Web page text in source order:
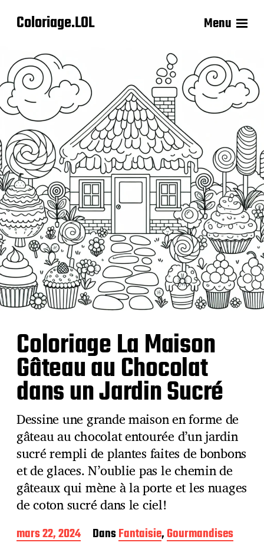
Coloriage.LOL Menu
Coloriage La Maison
Gâteau au Chocolat
dans un Jardin Sucré
Dessine une grande maison en forme de
gâteau au chocolat entourée d’un jardin
sucré rempli de plantes faites de bonbons
et de glaces. N’oublie pas le chemin de
gâteaux qui mène à la porte et les nuages
de coton sucré dans le ciel!
D
a
mars 22, 2024 DansFantaisie,Gourmandises